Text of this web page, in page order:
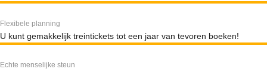
Flexibele planning
U kunt gemakkelijk treintickets tot een jaar van tevoren boeken!
Echte menselijke steun